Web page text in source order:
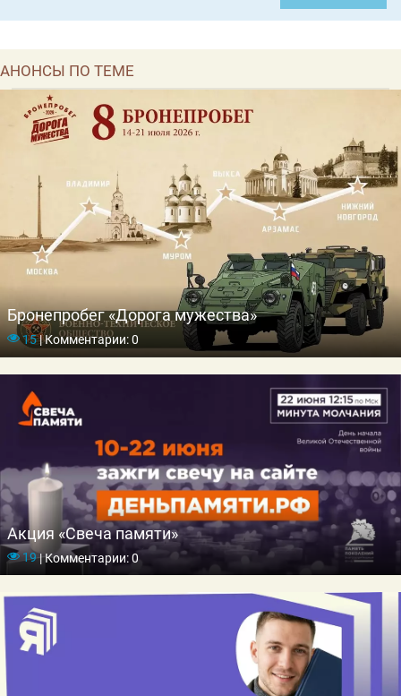
АНОНСЫ ПО ТЕМЕ
Бронепробег «Дорога мужества»
15|Комментарии: 0
Акция «Свеча памяти»
19|Комментарии: 0